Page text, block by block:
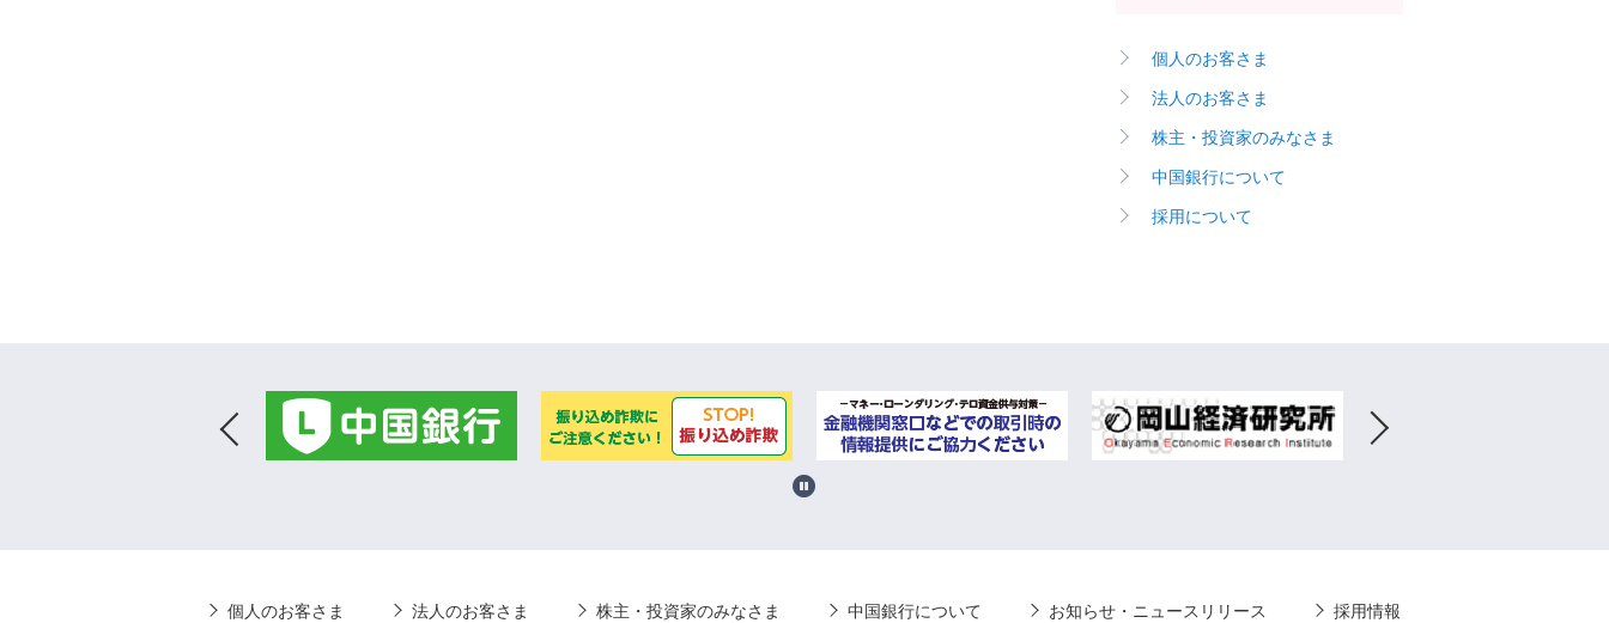
個人のお客さま
法人のお客さま
株主・投資家のみなさま
中国銀行について
採用について
個人のお客さま 法人のお客さま 株主・投資家のみなさま 中国銀行について お知らせ・ニュースリリース 採用情報